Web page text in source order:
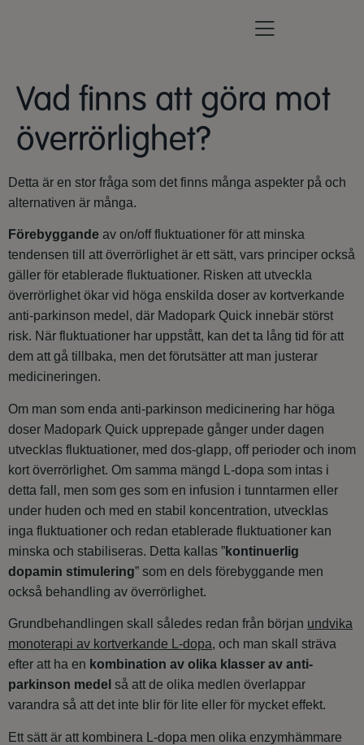
Vad finns att göra mot
överrörlighet?
Detta är en stor fråga som det finns många aspekter på och
alternativen är många.
Förebyggande av on/off fluktuationer för att minska
tendensen till att överrörlighet är ett sätt, vars principer också
gäller för etablerade fluktuationer. Risken att utveckla
överrörlighet ökar vid höga enskilda doser av kortverkande
anti-parkinson medel, där Madopark Quick innebär störst
risk. När fluktuationer har uppstått, kan det ta lång tid för att
dem att gå tillbaka, men det förutsätter att man justerar
medicineringen.
Om man som enda anti-parkinson medicinering har höga
doser Madopark Quick upprepade gånger under dagen
utvecklas fluktuationer, med dos-glapp, off perioder och inom
kort överrörlighet. Om samma mängd L-dopa som intas i
detta fall, men som ges som en infusion i tunntarmen eller
under huden och med en stabil koncentration, utvecklas
inga fluktuationer och redan etablerade fluktuationer kan
minska och stabiliseras. Detta kallas ”kontinuerlig
dopamin stimulering” som en dels förebyggande men
också behandling av överrörlighet.
Grundbehandlingen skall således redan från början undvika
monoterapi av kortverkande L-dopa, och man skall sträva
efter att ha en kombination av olika klasser av anti-
parkinson medel så att de olika medlen överlappar
varandra så att det inte blir för lite eller för mycket effekt.
Ett sätt är att kombinera L-dopa men olika enzymhämmare